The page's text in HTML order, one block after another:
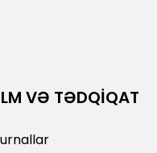
VƏ TƏDQİQAT